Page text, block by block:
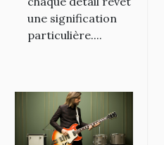
cérémonies
de mariage
une signification
particulière....